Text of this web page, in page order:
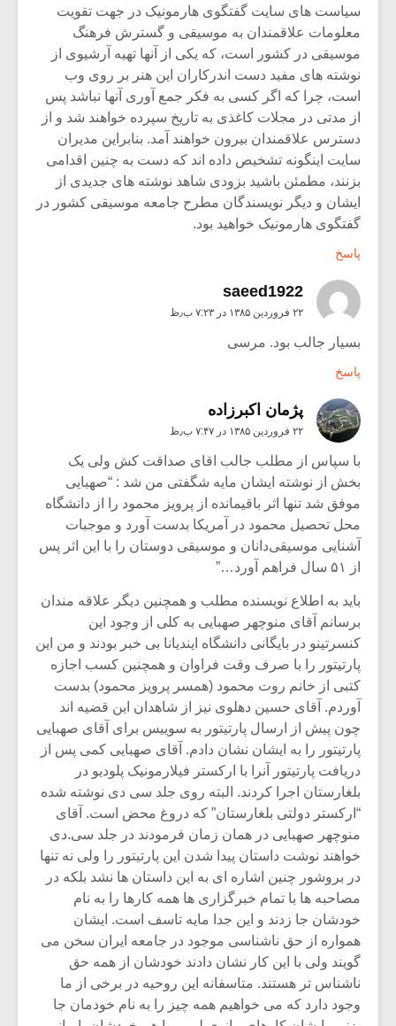
سیاست های سایت گفتگوی هارمونیک در جهت تقویت
معلومات علاقمندان به موسیقی و گسترش فرهنگ
موسیقی در کشور است، که یکی از آنها تهیه آرشیوی از
نوشته های مفید دست اندرکاران این هنر بر روی وب
است، چرا که اگر کسی به فکر جمع آوری آنها نباشد پس
از مدتی در مجلات کاغذی به تاریخ سپرده خواهند شد و از
دسترس علاقمندان بیرون خواهند آمد. بنابراین مدیران
سایت اینگونه تشخیص داده اند که دست به چنین اقدامی
بزنند، مطمئن باشید بزودی شاهد نوشته های جدیدی از
ایشان و دیگر نویسندگان مطرح جامعه موسیقی کشور در
گفتگوی هارمونیک خواهید بود.
پاسخ
saeed1922
۲۲ فروردین ۱۳۸۵ در ۷:۲۳ ب٫ظ
بسیار جالب بود. مرسی
پاسخ
پژمان اکبرزاده
۲۲ فروردین ۱۳۸۵ در ۷:۴۷ ب٫ظ
با سپاس از مطلب جالب اقای صداقت کش ولی یک
بخش از نوشته ایشان مایه شگفتی من شد : “صهبایی
موفق شد تنها اثر باقیمانده از پرویز محمود را از دانشگاه
محل تحصیل محمود در آمریکا بدست آورد و موجبات
آشنایی موسیقی‌دانان و موسیقی دوستان را با این اثر پس
از ۵۱ سال فراهم آورد…”
باید به اطلاع نویسنده مطلب و همچنین دیگر علاقه مندان
برسانم آقای منوچهر صهبایی به کلی از وجود این
کنسرتینو در بایگانی دانشگاه ایندیانا بی خبر بودند و من این
پارتیتور را با صرف وقت فراوان و همچنین کسب اجازه
کتبی از خانم روت محمود (همسر پرویز محمود) بدست
آوردم. آقای حسین دهلوی نیز از شاهدان این قضیه اند
چون پیش از ارسال پارتیتور به سوییس برای آقای صهبایی
پارتیتور را به ایشان نشان دادم. آقای صهبایی کمی پس از
دریافت پارتیتور آنرا با ارکستر فیلارمونیک پلودیو در
بلغارستان اجرا کردند. البته روی جلد سی دی نوشته شده
“ارکستر دولتی بلغارستان” که دروغ محض است. آقای
منوچهر صهبایی در همان زمان فرمودند در جلد سی.دی
خواهند نوشت داستان پیدا شدن این پارتیتور را ولی نه تنها
در بروشور چنین اشاره ای به این داستان ها نشد بلکه در
مصاحبه ها با تمام خبرگزاری ها همه کارها را به نام
خودشان جا زدند و این جدا مایه تاسف است. ایشان
همواره از حق ناشناسی موجود در جامعه ایران سخن می
گویند ولی با این کار نشان دادند خودشان از همه حق
ناشناس تر هستند. متاسفانه این روحیه در برخی از ما
وجود دارد که می خواهیم همه چیز را به نام خودمان جا